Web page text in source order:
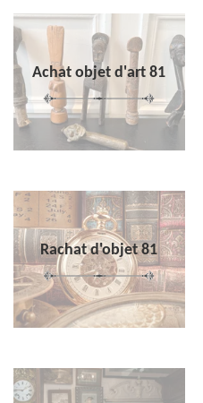
Achat objet d'art 81
Rachat d'objet 81